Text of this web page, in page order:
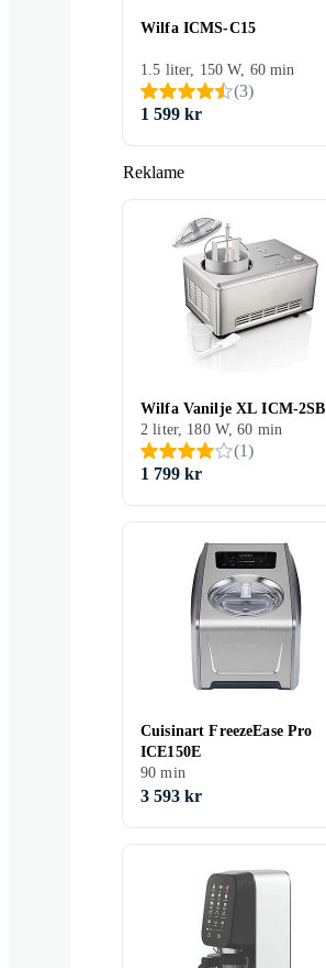
Reklame
Wilfa ICMS-C15
1.5 liter, 150 W, 60 min
(3)
1 599 kr
Wilfa Vanilje XL ICM-2SB
2 liter, 180 W, 60 min
(1)
1 799 kr
Cuisinart FreezeEase Pro
ICE150E
90 min
3 593 kr